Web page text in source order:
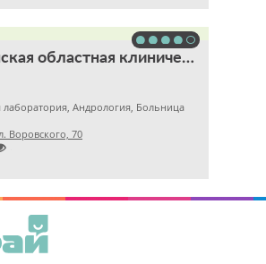
Челябинская областная клиническая больница
лаборатория, Андрология, Больница
Воровского, 70